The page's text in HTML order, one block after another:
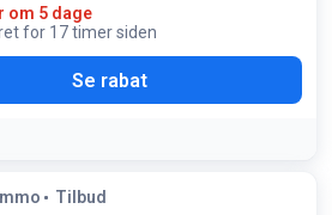
om 5 dage
for 17 timer siden
Se rabat
Tilbud